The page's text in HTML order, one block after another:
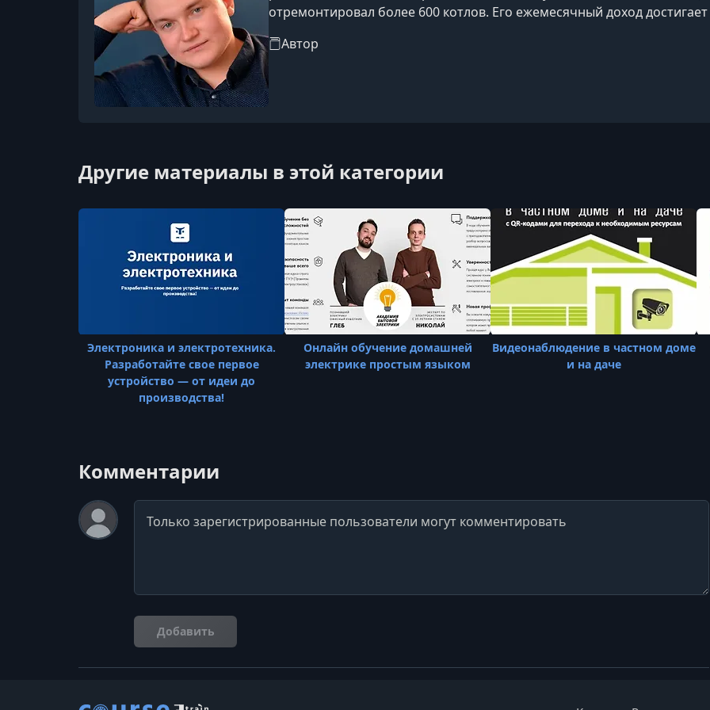
отремонтировал более 600 котлов. Его ежемесячный доход
монтажа сантехнических систем и отопления. Кроме того, он
Автор
Другие материалы в этой категории
Электроника и электротехника.
Разработайте свое первое
устройство — от идеи до
производства!
Онлайн обучение домашней
электрике простым языком
Видеонаблюдение в частном доме
и на даче
Комментарии
Комментарий
Добавить